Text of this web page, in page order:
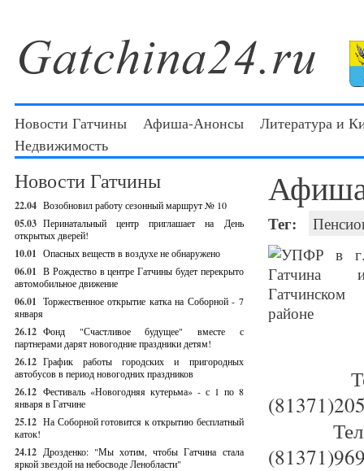
Новости Гатчины Афиша-Анонсы
Литература и
Недвижимость
Новости Гатчины
22.04 Возобновил работу сезонный маршрут № 10
05.03 Перинатальный центр приглашает на День
открытых дверей!
10.01 Опасных веществ в воздухе не обнаружено
06.01 В Рождество в центре Гатчины будет перекрыто
автомобильное движение
06.01 Торжественное открытие катка на Соборной - 7
января
26.12 Фонд "Счастливое будущее" вместе с
партнерами дарят новогодние праздники детям!
26.12 График работы городских и пригородных
автобусов в период новогодних праздников
26.12 Фестиваль «Новогодняя кутерьма» - с 1 по 8
января в Гатчине
25.12 На Соборной готовится к открытию бесплатный
каток!
24.12 Дрозденко: "Мы хотим, чтобы Гатчина стала
яркой звездой на небосводе Ленобласти"
Тег: